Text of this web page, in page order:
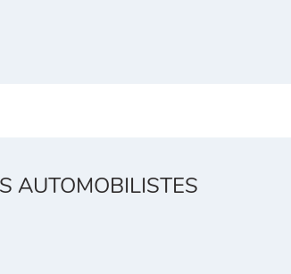
AUTOMOBILISTES